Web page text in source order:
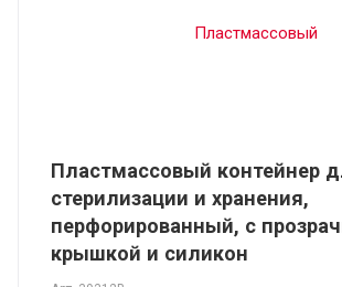
Пластмассовый контейнер
стерилизации и хранения,
перфорированный, с
крышкой и силикон